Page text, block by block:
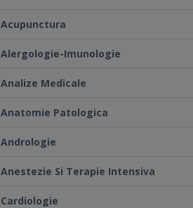
Acupunctura
Alergologie-Imunologie
Analize Medicale
Anatomie Patologica
Andrologie
Anestezie Si Terapie Intensiva
Cardiologie